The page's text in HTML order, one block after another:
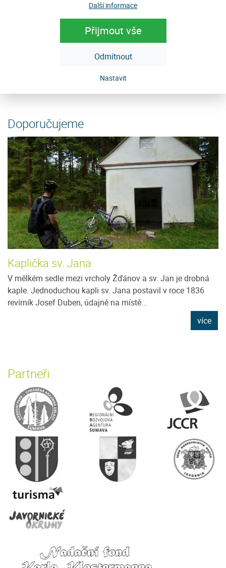
Další informace
Přijmout vše
Odmítnout
Nastavit
Hotel Krásná Vyhlídka
Hotel Krásná Vyhlídka (960 m n.m.) se jako jediný na
východní straně hory Javorník (1066 m n. m.) může
pochlubit jedinečnou polohou umožňující...
Doporučujeme
Kaplička sv. Jana
V mělkém sedle mezi vrcholy Žďánov a sv. Jan je drobná
kaple. Jednoduchou kapli sv. Jana postavil v roce 1836
revírník Josef Duben, údajně na místě...
více
Partneři